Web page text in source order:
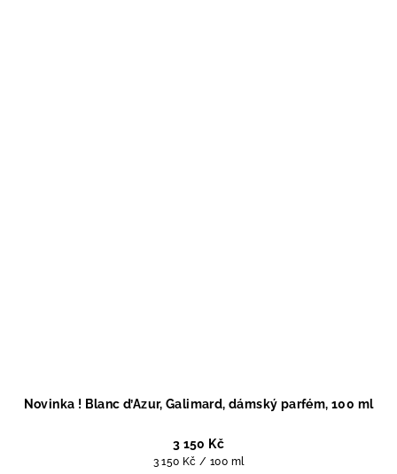
Novinka ! Blanc d’Azur, Galimard, dámský parfém, 100 ml
3 150 Kč
Měrná
3 150 Kč / 100 ml